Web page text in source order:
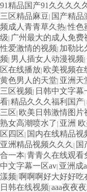
91精品国产91久久久久
三区精品麻豆 | 国产精品
频成人青青草久热|性色
级| 广州最大的成人免费
性爱激情的视频| 加勒比
频| 男人插女人动漫视频|
区在线播放| 欧美视频在
黄色男人的天堂| 亚洲天
三区视频| 日韩中文字幕
看| 精品久久久福利国产|
三区| 欧美日韩激情图片
熟女高潮喷水了 | 亚洲
区四区| 国内在线精品视
亚洲精品视频久久久 | 国
合一本| 青青久在线观看
中文字幕一区av| 亚洲成
漾频| 啊啊啊好大好好吃
日韩在线视频| aaa夜夜